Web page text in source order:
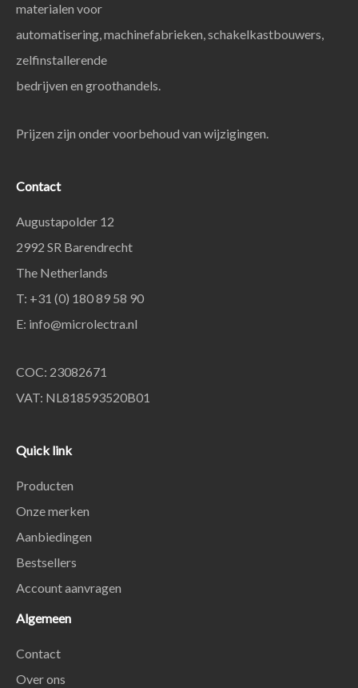
materialen voor
automatisering, machinefabrieken, schakelkastbouwers,
zelfinstallerende
bedrijven en groothandels.
Prijzen zijn onder voorbehoud van wijzigingen.
Contact
Augustapolder 12
2992 SR Barendrecht
The Netherlands
T: +31 (0) 180 89 58 90
E: info@microlectra.nl
COC: 23082671
VAT: NL818593520B01
Quick link
Producten
Onze merken
Aanbiedingen
Bestsellers
Account aanvragen
Algemeen
Contact
Over ons